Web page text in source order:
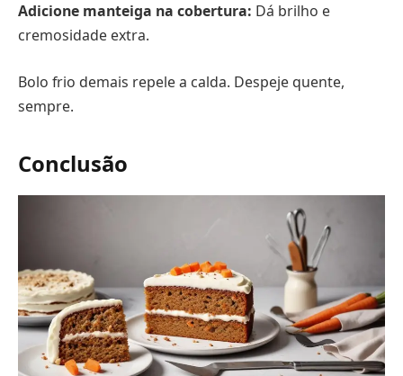
Adicione manteiga na cobertura: Dá brilho e
cremosidade extra.
Bolo frio demais repele a calda. Despeje quente,
sempre.
Conclusão